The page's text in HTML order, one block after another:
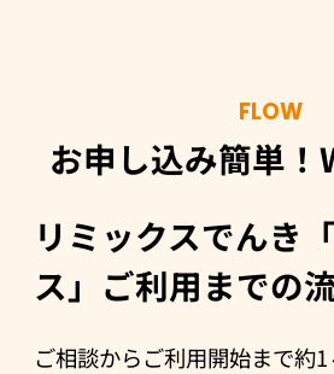
FLOW
お申し込み簡単！
リミックスでんき
ス」ご利用までの
ご相談からご利用開始まで約